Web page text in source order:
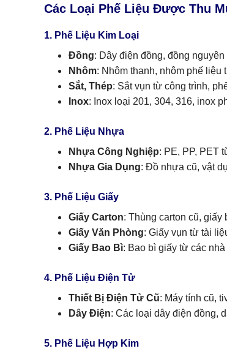
Các Loại Phế Liệu Được Thu
1. Phế Liệu Kim Loại
Đồng: Dây điện đồng, đồng
Nhôm: Nhôm thanh, nhôm phế liệu
Sắt, Thép: Sắt vụn từ công trình,
Inox: Inox loại 201, 304, 316, inox
2. Phế Liệu Nhựa
Nhựa Công Nghiệp: PE, PP, PET
Nhựa Gia Dụng: Đồ nhựa cũ, vật
3. Phế Liệu Giấy
Giấy Carton: Thùng carton cũ,
Giấy Văn Phòng: Giấy vụn từ tài
Giấy Bao Bì: Bao bì giấy từ các
4. Phế Liệu Điện Tử
Thiết Bị Điện Tử Cũ: Máy tính cũ,
Dây Điện: Các loại dây điện đồng,
5. Phế Liệu Hợp Kim